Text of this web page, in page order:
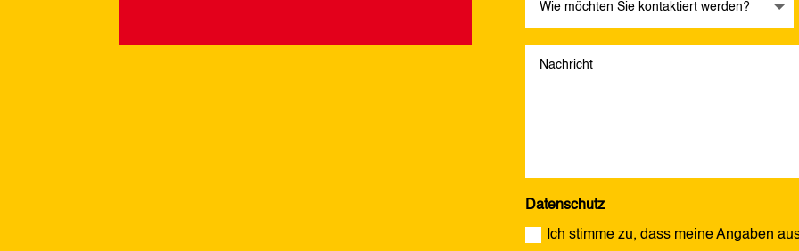
Datenschutz
Ich stimme zu, dass meine Angaben